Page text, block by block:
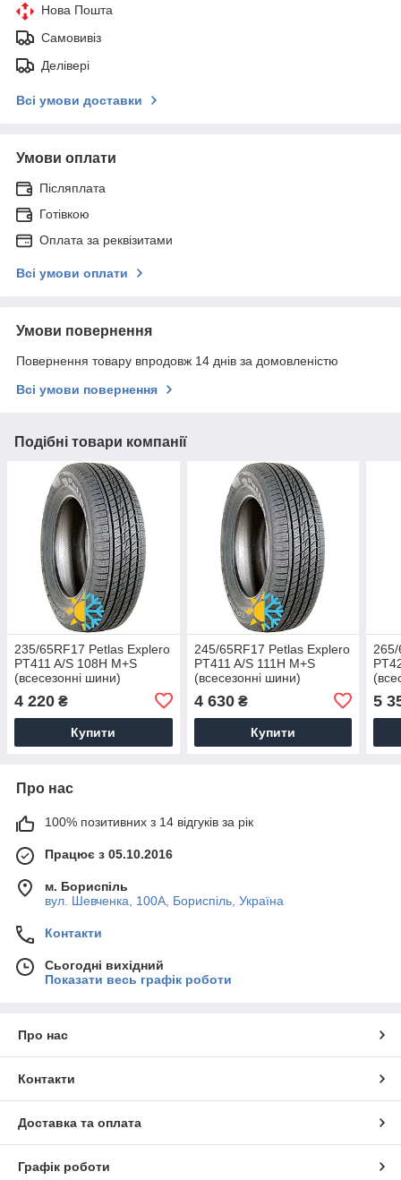
Нова Пошта
Самовивіз
Делівері
Всі умови доставки
Умови оплати
Післяплата
Готівкою
Оплата за реквізитами
Всі умови оплати
Умови повернення
Повернення товару впродовж 14 днів за домовленістю
Всі умови повернення
Подібні товари компанії
235/65RF17 Petlas Explero
PT411 A/S 108H M+S
(всесезонні шини)
4 220 ₴
Купити
245/65RF17 Petlas Explero
PT411 A/S 111H M+S
(всесезонні шини)
4 630₴
Купити
5
Про нас
100% позитивних з 14 відгуків за рік
Працює з 05.10.2016
м. Бориспіль
вул. Шевченка, 100А, Бориспіль, Україна
Контакти
Сьогодні вихідний
Показати весь графік роботи
Про нас
Контакти
Доставка та оплата
Графік роботи